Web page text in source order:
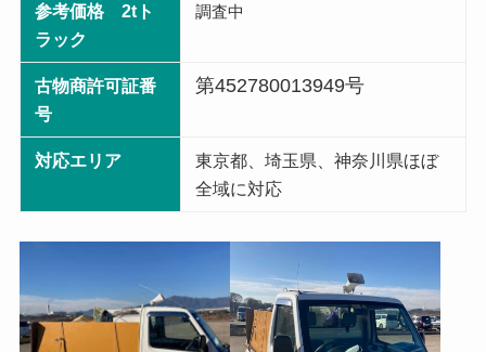
参考価格 2tト
ラック
調査中
古物商許可証番
号
第452780013949号
対応エリア
東京都、埼玉県、神奈川県ほぼ
全域に対応